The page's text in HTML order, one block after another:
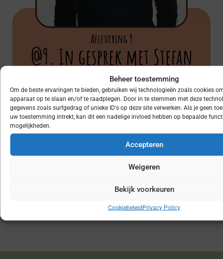
Beheer toestemming
Om de beste ervaringen te bieden, gebruiken wij technologieën zoals cookies
apparaat op te slaan en/of te raadplegen. Door in te stemmen met deze
gegevens zoals surfgedrag of unieke ID's op deze site verwerken. Als je geen
uw toestemming intrekt, kan dit een nadelige invloed hebben op bepaalde
mogelijkheden.
Accepteren
Weigeren
Bekijk voorkeuren
CookiebeleidPrivacy Policy
Aflevering 9
@9. In gesprek met Stefan
@degoedeweg!
3 juli, 2026
Hoe zal ik Stefan omschrijven in één woord:
gefocust!!! In mijn gesprek met Stefan gaan we
kort in op zijn jeugd en hoe zijn roots eruit zien.
We gaan dieper in op zijn Fancy Beans...
LUISTER NU